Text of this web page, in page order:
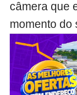
câmera que
momento do